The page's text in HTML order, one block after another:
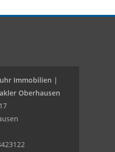
Immobilien |
Oberhausen